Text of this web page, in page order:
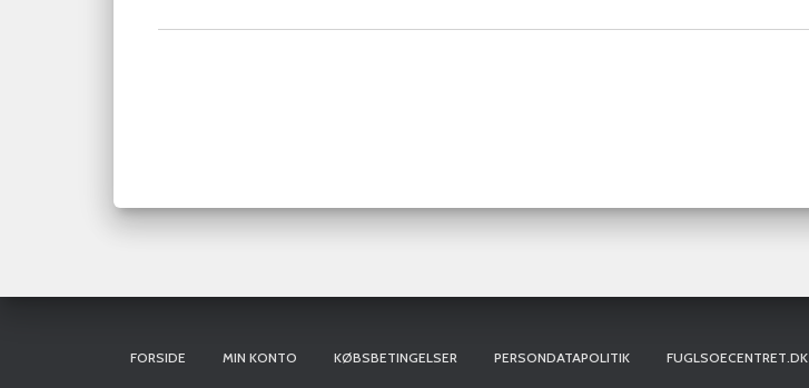
FORSIDE MIN KONTO KØBSBETINGELSER PERSONDATAPOLITIK FUGLSOECENTRET.DK